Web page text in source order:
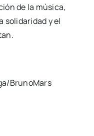
de la música,
solidaridad y el
BrunoMars